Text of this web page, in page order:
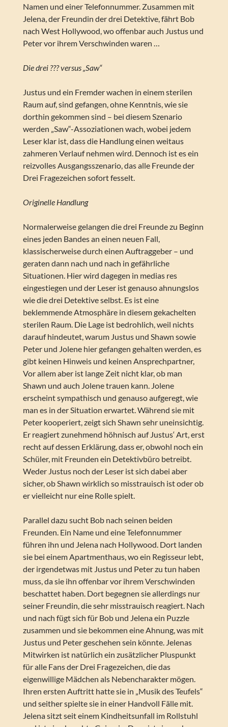
Namen und einer Telefonnummer. Zusammen mit
Jelena, der Freundin der drei Detektive, fährt Bob
nach West Hollywood, wo offenbar auch Justus und
Peter vor ihrem Verschwinden waren …
Die drei ??? versus „Saw“
Justus und ein Fremder wachen in einem sterilen
Raum auf, sind gefangen, ohne Kenntnis, wie sie
dorthin gekommen sind – bei diesem Szenario
werden „Saw“-Assoziationen wach, wobei jedem
Leser klar ist, dass die Handlung einen weitaus
zahmeren Verlauf nehmen wird. Dennoch ist es ein
reizvolles Ausgangsszenario, das alle Freunde der
Drei Fragezeichen sofort fesselt.
Originelle Handlung
Normalerweise gelangen die drei Freunde zu Beginn
eines jeden Bandes an einen neuen Fall,
klassischerweise durch einen Auftraggeber – und
geraten dann nach und nach in gefährliche
Situationen. Hier wird dagegen in medias res
eingestiegen und der Leser ist genauso ahnungslos
wie die drei Detektive selbst. Es ist eine
beklemmende Atmosphäre in diesem gekachelten
sterilen Raum. Die Lage ist bedrohlich, weil nichts
darauf hindeutet, warum Justus und Shawn sowie
Peter und Jolene hier gefangen gehalten werden, es
gibt keinen Hinweis und keinen Ansprechpartner,
Vor allem aber ist lange Zeit nicht klar, ob man
Shawn und auch Jolene trauen kann. Jolene
erscheint sympathisch und genauso aufgeregt, wie
man es in der Situation erwartet. Während sie mit
Peter kooperiert, zeigt sich Shawn sehr uneinsichtig.
Er reagiert zunehmend höhnisch auf Justus‘ Art, erst
recht auf dessen Erklärung, dass er, obwohl noch ein
Schüler, mit Freunden ein Detektivbüro betreibt.
Weder Justus noch der Leser ist sich dabei aber
sicher, ob Shawn wirklich so misstrauisch ist oder ob
er vielleicht nur eine Rolle spielt.
Parallel dazu sucht Bob nach seinen beiden
Freunden. Ein Name und eine Telefonnummer
führen ihn und Jelena nach Hollywood. Dort landen
sie bei einem Apartmenthaus, wo ein Regisseur lebt,
der irgendetwas mit Justus und Peter zu tun haben
muss, da sie ihn offenbar vor ihrem Verschwinden
beschattet haben. Dort begegnen sie allerdings nur
seiner Freundin, die sehr misstrauisch reagiert. Nach
und nach fügt sich für Bob und Jelena ein Puzzle
zusammen und sie bekommen eine Ahnung, was mit
Justus und Peter geschehen sein könnte. Jelenas
Mitwirken ist natürlich ein zusätzlicher Pluspunkt
für alle Fans der Drei Fragezeichen, die das
eigenwillige Mädchen als Nebencharakter mögen.
Ihren ersten Auftritt hatte sie in „Musik des Teufels“
und seither spielte sie in einer Handvoll Fälle mit.
Jelena sitzt seit einem Kindheitsunfall im Rollstuhl